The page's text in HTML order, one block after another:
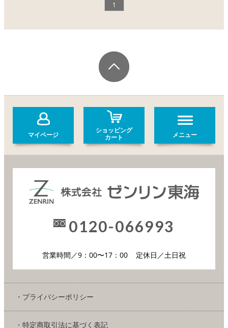
1
マイページ
ショッピング
カート
メニュー
0120-066993
営業時間／9：00〜17：00 定休日／土日祝
・プライバシーポリシー
・特定商取引法に基づく表記